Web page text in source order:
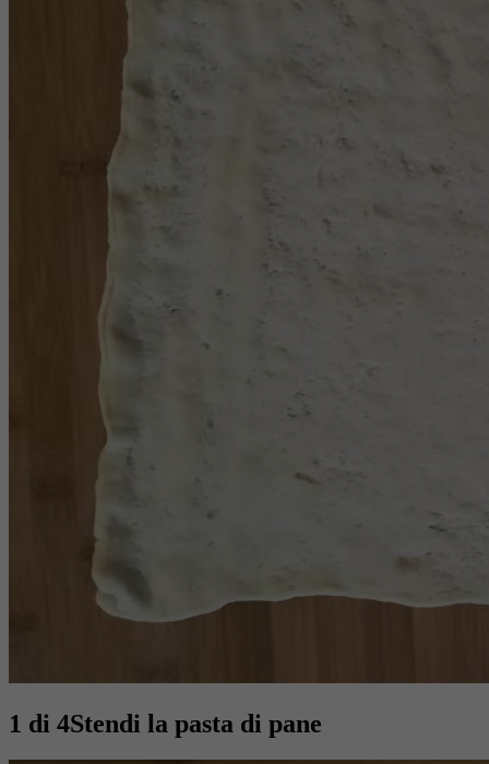
1 di 4Stendi la pasta di pane